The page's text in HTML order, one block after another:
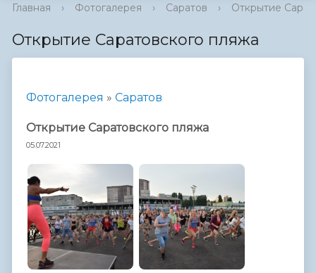
Главная › Фотогалерея › Саратов › Открытие
Открытие Саратовского пляжа
Фотогалерея » Саратов
Открытие Саратовского пляжа
05.07.2021